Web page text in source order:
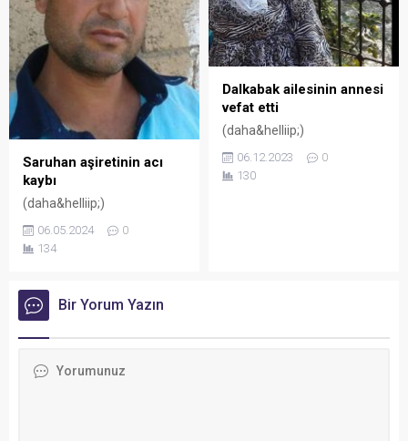
Saruhan aşiretinin acı
kaybı
(daha&helliip;)
06.05.2024
0
134
Dalkabak ailesinin annesi
vefat etti
(daha&helliip;)
06.12.2023
0
130
Bir Yorum Yazın